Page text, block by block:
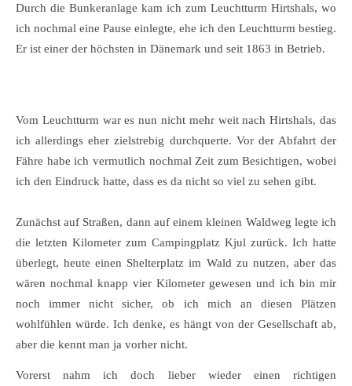
Durch die Bunkeranlage kam ich zum Leuchtturm Hirtshals, wo
ich nochmal eine Pause einlegte, ehe ich den Leuchtturm bestieg.
Er ist einer der höchsten in Dänemark und seit 1863 in Betrieb.
Vom Leuchtturm war es nun nicht mehr weit nach Hirtshals, das
ich allerdings eher zielstrebig durchquerte. Vor der Abfahrt der
Fähre habe ich vermutlich nochmal Zeit zum Besichtigen, wobei
ich den Eindruck hatte, dass es da nicht so viel zu sehen gibt.
Zunächst auf Straßen, dann auf einem kleinen Waldweg legte ich
die letzten Kilometer zum Campingplatz Kjul zurück. Ich hatte
überlegt, heute einen Shelterplatz im Wald zu nutzen, aber das
wären nochmal knapp vier Kilometer gewesen und ich bin mir
noch immer nicht sicher, ob ich mich an diesen Plätzen
wohlfühlen würde. Ich denke, es hängt von der Gesellschaft ab,
aber die kennt man ja vorher nicht.
Vorerst nahm ich doch lieber wieder einen richtigen